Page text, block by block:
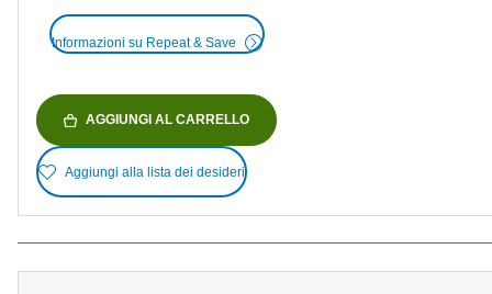
Informazioni su Repeat & Save
AGGIUNGI AL CARRELLO
Aggiungi alla lista dei desideri